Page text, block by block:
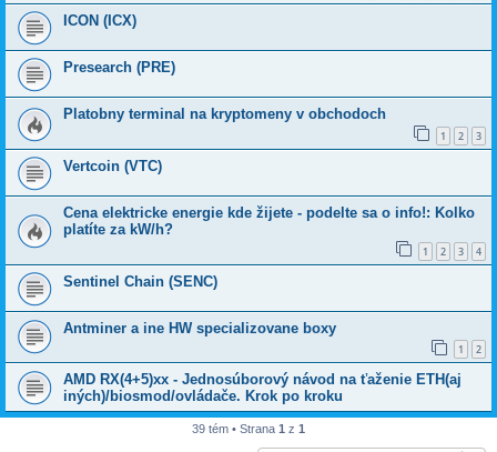
ICON (ICX)
Presearch (PRE)
Platobny terminal na kryptomeny v obchodoch
1 2 3
Vertcoin (VTC)
Cena elektricke energie kde žijete - podelte sa o info!: Kolko
platíte za kW/h?
1 2 3 4
Sentinel Chain (SENC)
Antminer a ine HW specializovane boxy
1 2
AMD RX(4+5)xx - Jednosúborový návod na ťaženie ETH(aj
iných)/biosmod/ovládače. Krok po kroku
39 tém • Strana 1 z 1